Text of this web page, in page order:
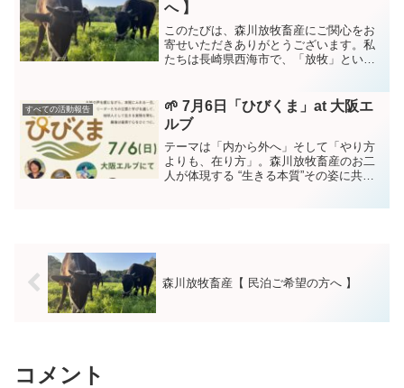
へ 】
このたびは、森川放牧畜産にご関心をお
寄せいただきありがとうございます。私
たちは長崎県西海市で、「放牧」という
っています。使われなくなった農地を牛
の放牧地として再生したり...
すべての活動報告
🌱 7月6日「ひびくま」at 大阪エ
ルブ
テーマは「内から外へ」そして「やり方
よりも、在り方」。森川放牧畜産のお二
人が体現する “生きる本質”その姿に共鳴
森川放牧畜産【 民泊ご希望の方へ 】
コメント